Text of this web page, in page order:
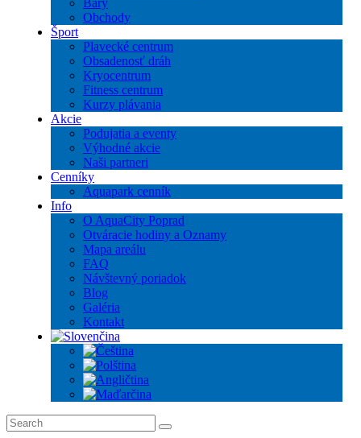
Bary
Obchody
Šport
Plavecké centrum
Obsadenosť dráh
Kryocentrum
Fitness centrum
Kurzy plávania
Akcie
Podujatia a eventy
Výhodné akcie
Naši partneri
Cenníky
Aquapark cenník
Info
O AquaCity Poprad
Otváracie hodiny a Oznamy
Mapa areálu
FAQ
Návštevný poriadok
Blog
Galéria
Kontakt